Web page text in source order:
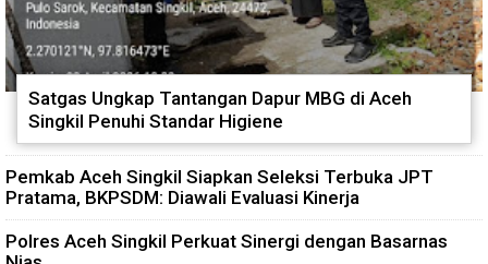
Satgas Ungkap Tantangan Dapur MBG di Aceh
Singkil Penuhi Standar Higiene
Pemkab Aceh Singkil Siapkan Seleksi Terbuka JPT
Pratama, BKPSDM: Diawali Evaluasi Kinerja
Polres Aceh Singkil Perkuat Sinergi dengan Basarnas